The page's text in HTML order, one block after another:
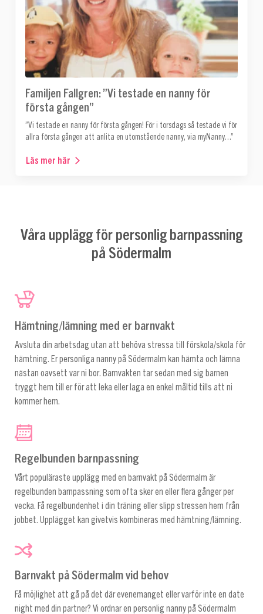
Familjen Fallgren: ”Vi testade en nanny för
första gången”
”Vi testade en nanny för första gången! För i torsdags så testade vi för
allra första gången att anlita en utomstående nanny, via myNanny…”
Läs mer här
Våra upplägg för personlig barnpassning
på Södermalm
Hämtning/lämning med er barnvakt
Avsluta din arbetsdag utan att behöva stressa till förskola/skola för
hämtning. Er personliga nanny på Södermalm kan hämta och lämna
nästan oavsett var ni bor. Barnvakten tar sedan med sig barnen
tryggt hem till er för att leka eller laga en enkel måltid tills att ni
kommer hem.
Regelbunden barnpassning
Vårt populäraste upplägg med en barnvakt på Södermalm är
regelbunden barnpassning som ofta sker en eller flera gånger per
vecka. Få regelbundenhet i din träning eller slipp stressen hem från
jobbet. Upplägget kan givetvis kombineras med hämtning/lämning.
Barnvakt på Södermalm vid behov
Få möjlighet att gå på det där evenemanget eller varför inte en date
night med din partner? Vi ordnar en personlig nanny på Södermalm